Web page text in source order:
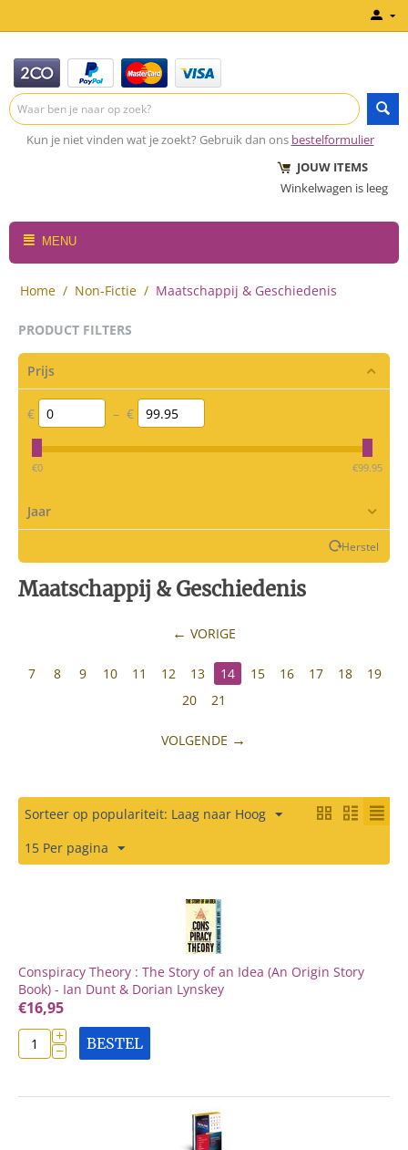
Kun je niet vinden wat je zoekt? Gebruik dan ons bestelformulier
JOUW ITEMS
Winkelwagen is leeg
MENU
Home / Non-Fictie / Maatschappij & Geschiedenis
PRODUCT FILTERS
Prijs
€ – €
‎€0 ‎€99.95
Jaar
Herstel
Maatschappij & Geschiedenis
VORIGE
7 8 9 10 11 12 13 14 15 16 17 18
19
20
21
VOLGENDE
Sorteer op populariteit: Laag naar Hoog
15 Per pagina
Conspiracy Theory : The Story of an Idea (An Origin Story
Book) - Ian Dunt & Dorian Lynskey
€16,95
+
− BESTEL